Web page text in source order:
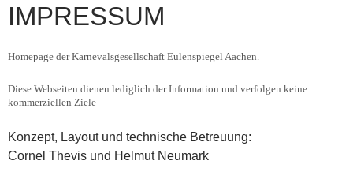
IMPRESSUM
Homepage der Karnevalsgesellschaft Eulenspiegel Aachen.
Diese Webseiten dienen lediglich der Information und verfolgen keine
kommerziellen Ziele
Konzept, Layout und technische Betreuung:
Cornel Thevis und Helmut Neumark